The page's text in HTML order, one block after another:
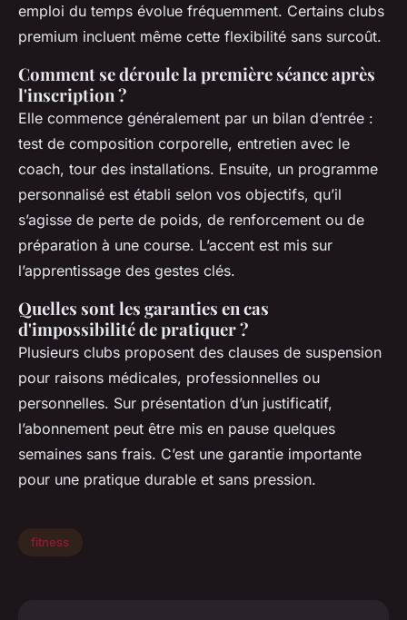
emploi du temps évolue fréquemment. Certains clubs
premium incluent même cette flexibilité sans surcoût.
Comment se déroule la première séance après
l'inscription ?
Elle commence généralement par un bilan d’entrée :
test de composition corporelle, entretien avec le
coach, tour des installations. Ensuite, un programme
personnalisé est établi selon vos objectifs, qu’il
s’agisse de perte de poids, de renforcement ou de
préparation à une course. L’accent est mis sur
l’apprentissage des gestes clés.
Quelles sont les garanties en cas
d'impossibilité de pratiquer ?
Plusieurs clubs proposent des clauses de suspension
pour raisons médicales, professionnelles ou
personnelles. Sur présentation d’un justificatif,
l’abonnement peut être mis en pause quelques
semaines sans frais. C’est une garantie importante
pour une pratique durable et sans pression.
fitness